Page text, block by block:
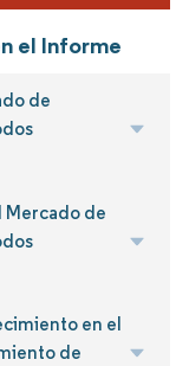
el Informe
de
Mercado de
en el
de